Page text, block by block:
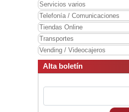
Servicios varios
Telefonía / Comunicaciones
Tiendas Online
Transportes
Vending / Videocajeros
Alta boletín